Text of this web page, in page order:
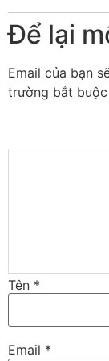
Để lại
Email của bạn
trường bắt
Tên *
Email *